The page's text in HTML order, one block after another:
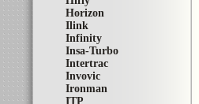
Horizon
Ilink
Infinity
Insa-Turbo
Intertrac
Invovic
Ironman
ITP